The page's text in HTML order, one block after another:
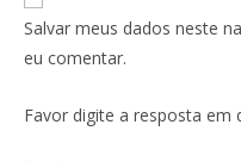
Salvar meus dados neste
eu comentar.
Favor digite a resposta em